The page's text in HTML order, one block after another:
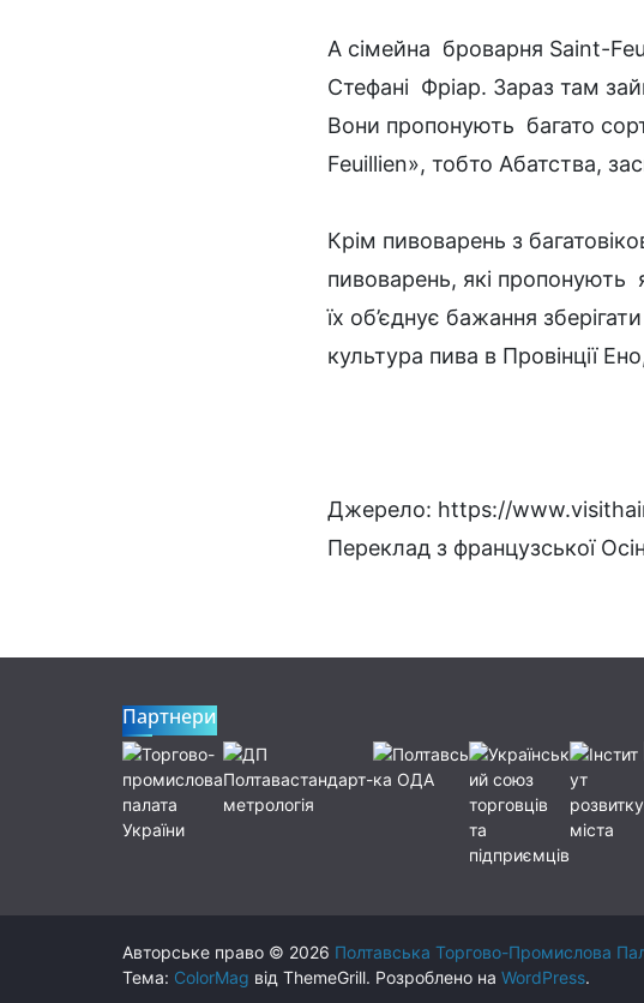
А сімейна броварня Saint-
Стефані Фріар. Зараз там
Вони пропонують багато
Feuillien», тобто Абатства,
Крім пивоварень з
пивоварень, які пропонують
їх об’єднує бажання
культура пива в Провінції
Джерело: https://
Переклад з французської
Партнери
Авторське право © 2026 Полтавська Торгово-Промислова
Тема: ColorMag від ThemeGrill. Розроблено на WordPress.